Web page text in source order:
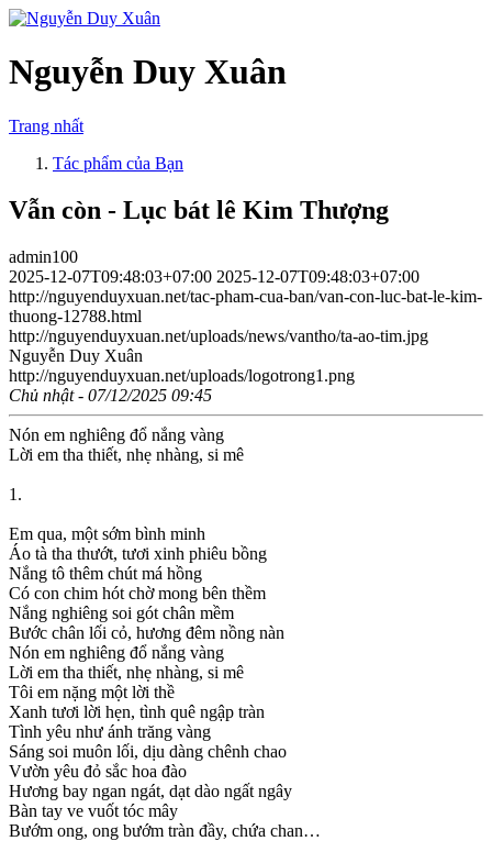
Nguyễn Duy Xuân
Trang nhất
Tác phẩm của Bạn
Vẫn còn - Lục bát lê Kim Thượng
admin100
2025-12-07T09:48:03+07:00 2025-12-07T09:48:03+07:00
http://nguyenduyxuan.net/tac-pham-cua-ban/van-con-luc-bat-le-kim-
thuong-12788.html
http://nguyenduyxuan.net/uploads/news/vantho/ta-ao-tim.jpg
Nguyễn Duy Xuân
http://nguyenduyxuan.net/uploads/logotrong1.png
Chủ nhật - 07/12/2025 09:45
Nón em nghiêng đổ nắng vàng
Lời em tha thiết, nhẹ nhàng, si mê
1.
Em qua, một sớm bình minh
Áo tà tha thướt, tươi xinh phiêu bồng
Nắng tô thêm chút má hồng
Có con chim hót chờ mong bên thềm
Nắng nghiêng soi gót chân mềm
Bước chân lối cỏ, hương đêm nồng nàn
Nón em nghiêng đổ nắng vàng
Lời em tha thiết, nhẹ nhàng, si mê
Tôi em nặng một lời thề
Xanh tươi lời hẹn, tình quê ngập tràn
Tình yêu như ánh trăng vàng
Sáng soi muôn lối, dịu dàng chênh chao
Vườn yêu đỏ sắc hoa đào
Hương bay ngan ngát, dạt dào ngất ngây
Bàn tay ve vuốt tóc mây
Bướm ong, ong bướm tràn đầy, chứa chan…